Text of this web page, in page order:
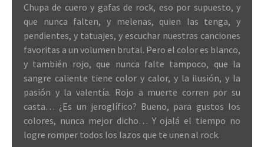
Chupa de cuero y gafas de rock, eso por supuesto, y
que nunca falten, y melenas, quien las tenga, y
pendientes, y tatuajes, y escuchar nuestras canciones
favoritas a un volumen brutal. Pero el color es blanco,
y también rojo, que nunca falte tampoco, que la
sangre caliente tiene color y calor, y la ilusión, y la
pasión y la valentía. Rojo a muerte corren por su
casta… ¿Es un jeroglífico? Bueno, para gustos los
colores, nunca mejor dicho… Y ojalá el tiempo no
logre romper todos los lazos que te unen al rock.